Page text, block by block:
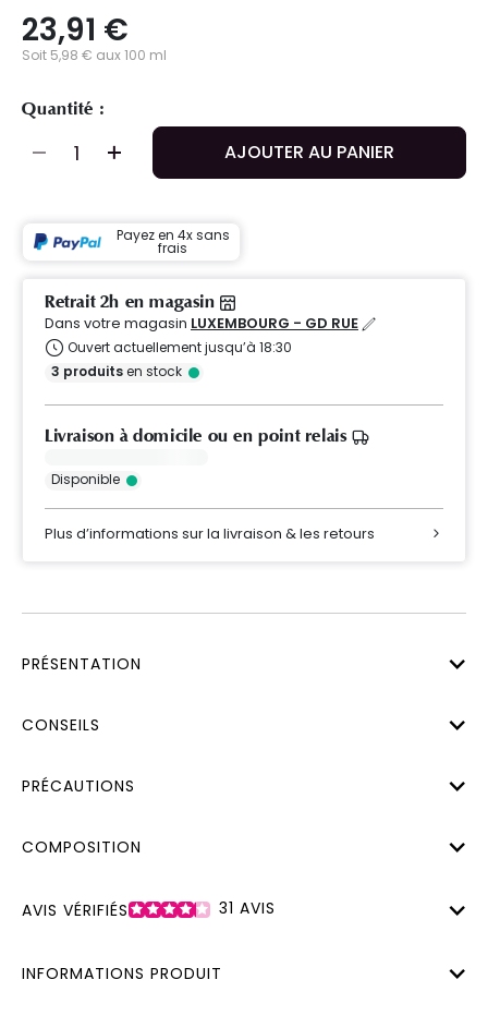
23,91 €
Soit 5,98 € aux 100 ml
Quantité :
AJOUTER AU PANIER
Payez en 4x sans
frais
Retrait 2h en magasin
Dans votre magasin LUXEMBOURG - GD RUE
Ouvert actuellement jusqu’à 18:30
3 produitsen stock
Livraison à domicile ou en point relais
Disponible
Plus d’informations sur la livraison & les retours
PRÉSENTATION
CONSEILS
PRÉCAUTIONS
COMPOSITION
AVIS VÉRIFIÉS 31 AVIS
INFORMATIONS PRODUIT